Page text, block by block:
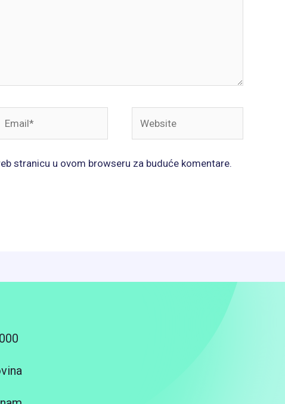
stranicu u ovom browseru za buduće komentare.